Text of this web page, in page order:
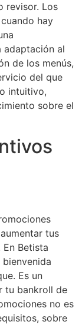
revisor. Los
hay
adaptación al
de los menús,
del que
intuitivo,
sobre el
tus
Betista
Es un
tu bankroll de
no es
sobre